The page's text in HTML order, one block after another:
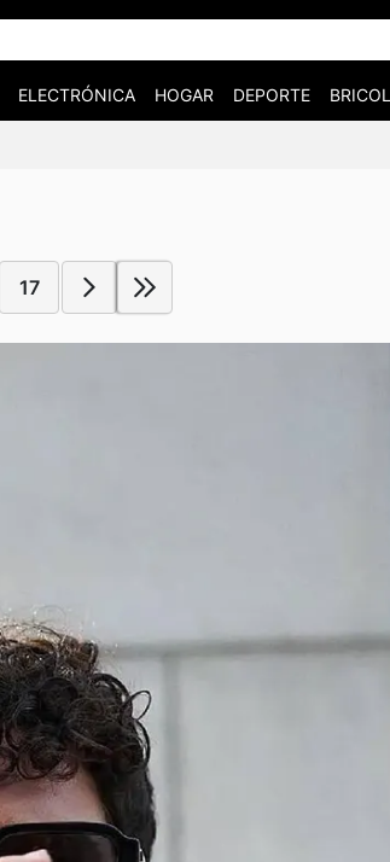
ELECTRÓNICA HOGAR DEPORTE
17